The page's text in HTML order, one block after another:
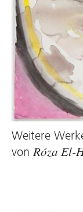
stärker
Werkstoff
eine Rolle.
düstere
dunklen
Schriftzügen.
verdecken
Zensurbalken.
Übermoral
Weitere
von Róza El-